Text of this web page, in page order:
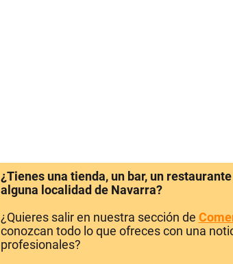
¿Tienes una tienda, un bar, un
alguna localidad de Navarra?
¿Quieres salir en nuestra sección de
conozcan todo lo que ofreces con una
profesionales?